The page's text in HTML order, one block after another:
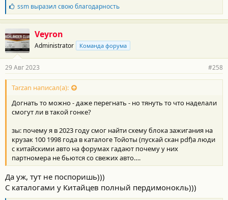
Б
л
а
о
д
а
н
о
с
и
:
ssmвыразил свою благодарность
Veyron
Administrator Команда форума
29 Авг 2023 #258
Tarzan написал(а):
Догнать то можно - даже перегнать - но тянуть то что наделали
смогут ли в такой гонке?
зы: почему я в 2023 году смог найти схему блока зажигания на
крузак 100 1998 года в каталоге Тойоты (пускай скан pdf)а люди
с китайскими авто на форумах гадают почему у них
партномера не бьются со свежих авто….
Да уж, тут не поспоришь)))
С каталогами у Китайцев полный пердимонокль)))